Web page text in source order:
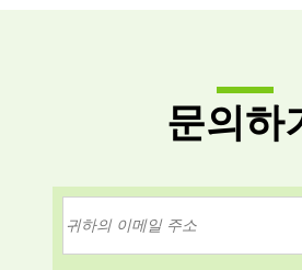
문의하